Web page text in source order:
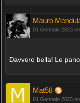
Mauro
01 Gennaio 2023
Davvero bella! Le
Mat58
01 Gennaio 2023